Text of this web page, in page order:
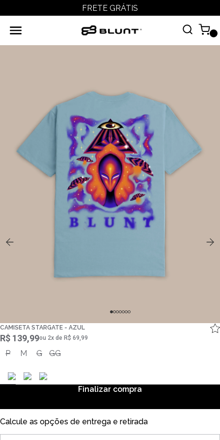
FRETE GRÁTIS
CAMISETA STARGATE - AZUL
R$ 139,99ou 2x de R$ 69,99
P M G GG
Finalizar compra
Calcule as opções de entrega e retirada